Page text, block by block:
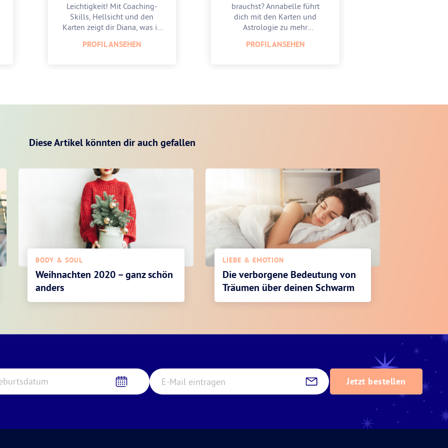
Leichtigkeit! Mit Coaching-
Skills, Hellsicht und den
Karten zeigt dir Diana, was in
PROFIL ANSEHEN
brauchst? Annabelle führt
dich mit den Karten und
Astrologie zu mehr
PROFIL ANSEHEN
Diese Artikel könnten dir auch gefallen
BODY & SOUL
Weihnachten 2020 – ganz schön
anders
LIEBE & EMOTION
Die verborgene Bedeutung von
Träumen über deinen Schwarm
Jetzt bestellen